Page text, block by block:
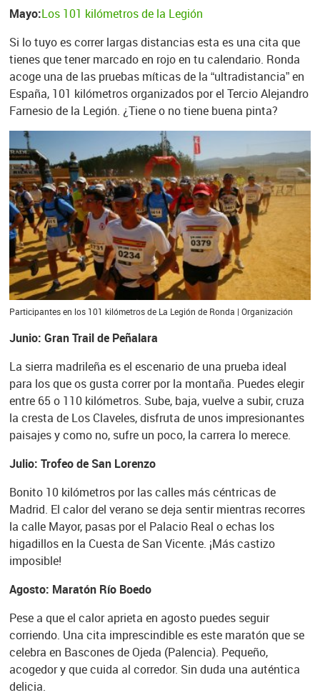
Mayo:Los 101 kilómetros de la Legión
Si lo tuyo es correr largas distancias esta es una cita que
tienes que tener marcado en rojo en tu calendario. Ronda
acoge una de las pruebas míticas de la “ultradistancia” en
España, 101 kilómetros organizados por el Tercio Alejandro
Farnesio de la Legión. ¿Tiene o no tiene buena pinta?
Participantes en los 101 kilómetros de La Legión de Ronda | Organización
Junio: Gran Trail de Peñalara
La sierra madrileña es el escenario de una prueba ideal
para los que os gusta correr por la montaña. Puedes elegir
entre 65 o 110 kilómetros. Sube, baja, vuelve a subir, cruza
la cresta de Los Claveles, disfruta de unos impresionantes
paisajes y como no, sufre un poco, la carrera lo merece.
Julio: Trofeo de San Lorenzo
Bonito 10 kilómetros por las calles más céntricas de
Madrid. El calor del verano se deja sentir mientras recorres
la calle Mayor, pasas por el Palacio Real o echas los
higadillos en la Cuesta de San Vicente. ¡Más castizo
imposible!
Agosto: Maratón Río Boedo
Pese a que el calor aprieta en agosto puedes seguir
corriendo. Una cita imprescindible es este maratón que se
celebra en Bascones de Ojeda (Palencia). Pequeño,
acogedor y que cuida al corredor. Sin duda una auténtica
delicia.